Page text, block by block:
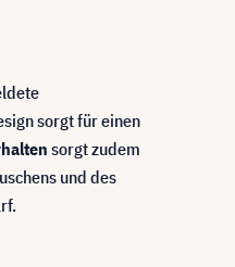
sorgt für einen
sorgt zudem
und des